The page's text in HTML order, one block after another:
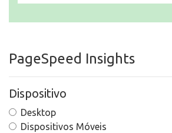
PageSpeed Insights
Dispositivo
Desktop
Dispositivos Móveis